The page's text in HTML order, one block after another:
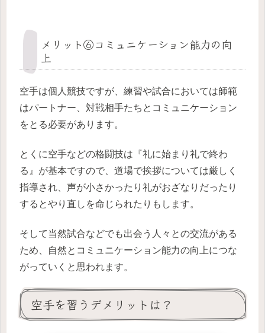
メリット⑥コミュニケーション能力の向
上
空手は個人競技ですが、練習や試合においては師範
はパートナー、対戦相手たちとコミュニケーション
をとる必要があります。
とくに空手などの格闘技は『礼に始まり礼で終わ
る』が基本ですので、道場で挨拶については厳しく
指導され、声が小さかったり礼がおざなりだったり
するとやり直しを命じられたりもします。
そして当然試合などでも出会う人々との交流がある
ため、自然とコミュニケーション能力の向上につな
がっていくと思われます。
空手を習うデメリットは？